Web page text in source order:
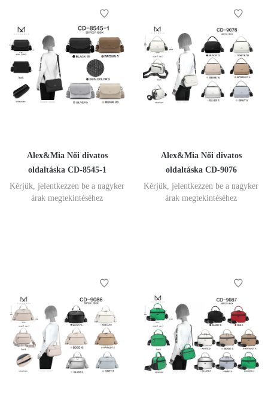
Alex&Mia Női divatos
oldaltáska CD-8545-1
Kérjük, jelentkezzen be a nagyker
árak megtekintéséhez
Alex&Mia Női divatos
oldaltáska CD-9076
Kérjük, jelentkezzen be a nagyker
árak megtekintéséhez